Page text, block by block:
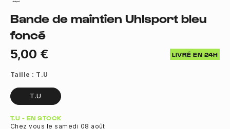
Bande de maintien Uhlsport bleu
foncé
5,00 € LIVRÉ EN 24H
Taille : T.U
T.U
Quantité
T.U - EN STOCK
Chez vous le samedi 08 août